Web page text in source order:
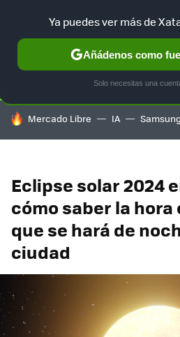
SELECCIÓN GAMING HOME
HOY SE HABLA DE
Mercado Libre IA Samsung
Eclipse solar 2024
cómo saber la hora
que se hará de
ciudad
Ya puedes ver más de
Añádenos como
Solo necesitas una